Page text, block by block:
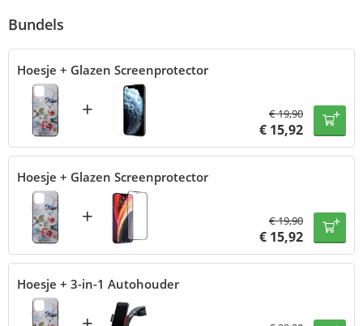
Bundels
Hoesje + Glazen Screenprotector
+ €19,90
€ 15,92
Hoesje + Glazen Screenprotector
+ €19,90
€ 15,92
Hoesje + 3-in-1 Autohouder